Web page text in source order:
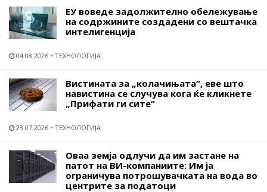
ЕУ воведе задолжително обележување
на содржините создадени со вештачка
интелигенција
04.08.2026 ТЕХНОЛОГИЈА
Вистината за „колачињата“, еве што
навистина се случува кога ќе кликнете
„Прифати ги сите“
23.07.2026 ТЕХНОЛОГИЈА
Оваа земја одлучи да им застане на
патот на ВИ-компаниите: Им ја
ограничува потрошувачката на вода во
центрите за податоци